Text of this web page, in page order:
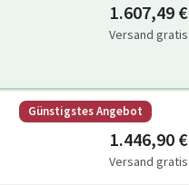
1.607,49 €
Versand gratis
Günstigstes Angebot
1.446,90 €
Versand gratis